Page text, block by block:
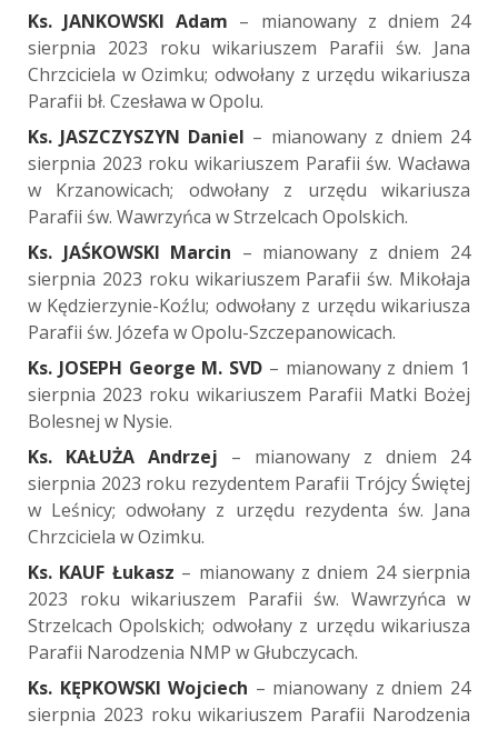
Ks. JANKOWSKI Adam – mianowany z dniem 24
sierpnia 2023 roku wikariuszem Parafii św. Jana
Chrzciciela w Ozimku; odwołany z urzędu wikariusza
Parafii bł. Czesława w Opolu.
Ks. JASZCZYSZYN Daniel – mianowany z dniem 24
sierpnia 2023 roku wikariuszem Parafii św. Wacława
w Krzanowicach; odwołany z urzędu wikariusza
Parafii św. Wawrzyńca w Strzelcach Opolskich.
Ks. JAŚKOWSKI Marcin – mianowany z dniem 24
sierpnia 2023 roku wikariuszem Parafii św. Mikołaja
w Kędzierzynie-Koźlu; odwołany z urzędu wikariusza
Parafii św. Józefa w Opolu-Szczepanowicach.
Ks. JOSEPH George M. SVD – mianowany z dniem 1
sierpnia 2023 roku wikariuszem Parafii Matki Bożej
Bolesnej w Nysie.
Ks. KAŁUŻA Andrzej – mianowany z dniem 24
sierpnia 2023 roku rezydentem Parafii Trójcy Świętej
w Leśnicy; odwołany z urzędu rezydenta św. Jana
Chrzciciela w Ozimku.
Ks. KAUF Łukasz – mianowany z dniem 24 sierpnia
2023 roku wikariuszem Parafii św. Wawrzyńca w
Strzelcach Opolskich; odwołany z urzędu wikariusza
Parafii Narodzenia NMP w Głubczycach.
Ks. KĘPKOWSKI Wojciech – mianowany z dniem 24
sierpnia 2023 roku wikariuszem Parafii Narodzenia